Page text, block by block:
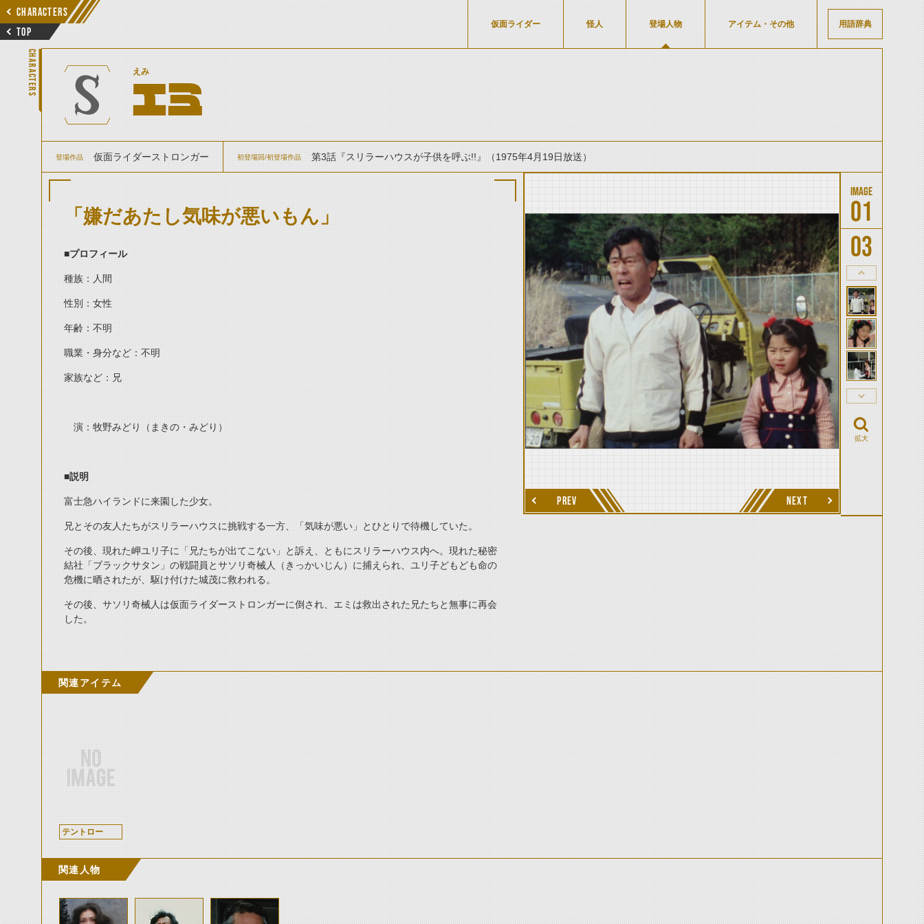
CHARACTERS
TOP
仮面ライダー 怪人 登場人物 アイテム・その他 用語辞典
CHARACTERS えみ
エミ
登場作品 仮面ライダーストロンガー 初登場回/初登場作品 第3話『スリラーハウスが子供を呼ぶ!!』（1975年4月19日放送）
「嫌だあたし気味が悪いもん」
■プロフィール
種族：人間
性別：女性
年齢：不明
職業・身分など：不明
家族など：兄
演：牧野みどり（まきの・みどり）
■説明
富士急ハイランドに来園した少女。
兄とその友人たちがスリラーハウスに挑戦する一方、「気味が悪い」とひとりで待機していた。
その後、現れた岬ユリ子に「兄たちが出てこない」と訴え、ともにスリラーハウス内へ。現れた秘密
結社「ブラックサタン」の戦闘員とサソリ奇械人（きっかいじん）に捕えられ、ユリ子どもども命の
危機に晒されたが、駆け付けた城茂に救われる。
その後、サソリ奇械人は仮面ライダーストロンガーに倒され、エミは救出された兄たちと無事に再会
した。
PREV NEXT
01
03
thumbnail Prev
thumbnail Next
拡大
関連アイテム
テントロー
関連人物